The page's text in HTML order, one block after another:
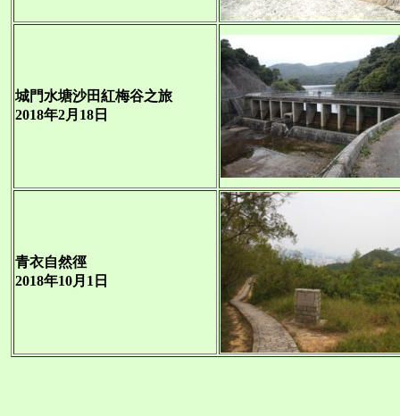
城門水塘沙田紅梅谷之旅
2018年2月18日
青衣自然徑
2018年10月1日